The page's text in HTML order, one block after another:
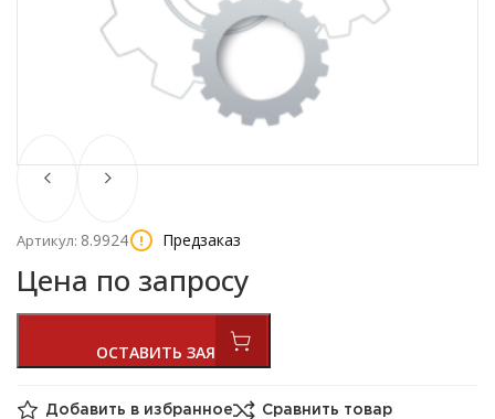
Артикул: 8.9924 Предзаказ
Цена по запросу
Добавить в избранное Сравнить товар